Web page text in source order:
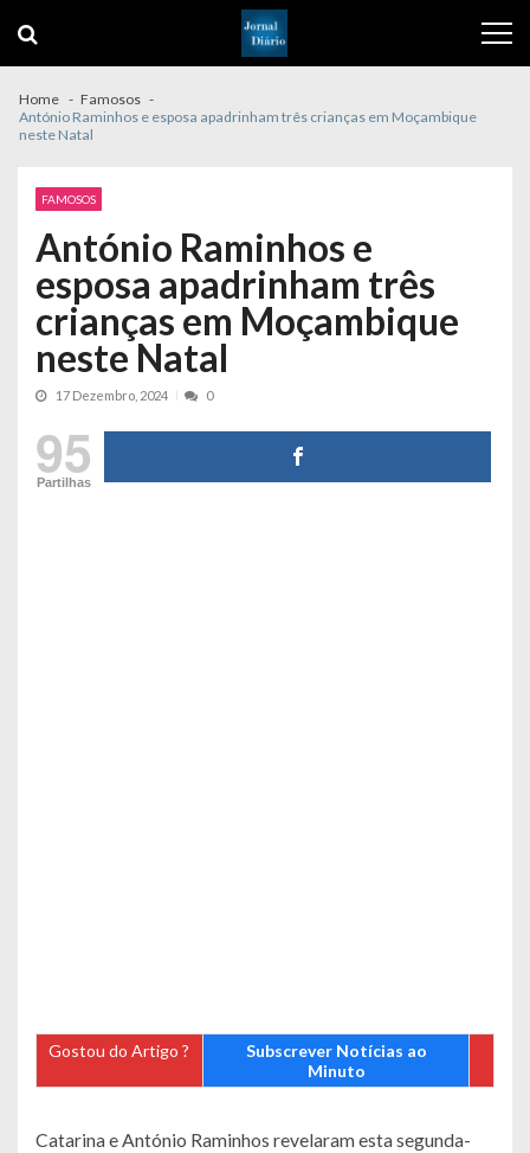
navigation
content
Home
Famosos
António Raminhos e esposa apadrinham três crianças em Moçambique
neste Natal
FAMOSOS
António Raminhos e
esposa apadrinham três
crianças em Moçambique
neste Natal
17 Dezembro, 2024 0
95
Partilhas
Gostou do Artigo ?
Subscrever Notícias ao
Minuto
Catarina e António Raminhos revelaram esta segunda-